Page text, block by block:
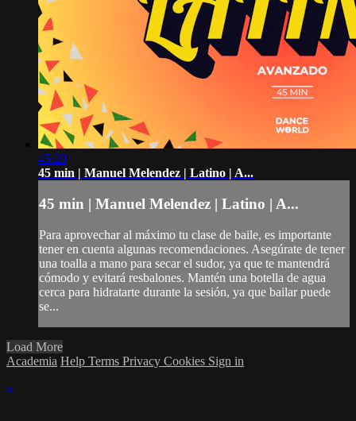
45:20
45 min | Manuel Melendez | Latino | A...
45 min | Manuel Melendez | Latino | A...
Para aprovechar al máximo tu clase de baile, es importante
tener en cuenta algunas recomendaciones. Asegúrate de tener
una toalla a mano para secar el sudor, ya que te mantendrá
cómodo y evitará resbalones. Mantén una botella de agua
cerca para hidratarte durante la sesión, ya que bailar puede
se...
Load More
Academia Help Terms Privacy Cookies Sign in
×